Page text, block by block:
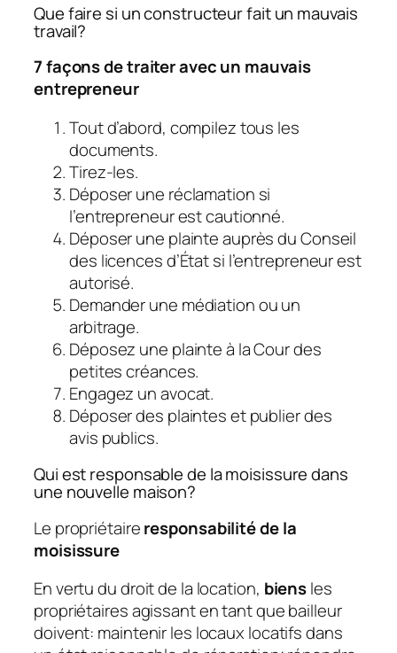
Que faire si un constructeur fait un mauvais
travail?
7 façons de traiter avec un mauvais
entrepreneur
Tout d’abord, compilez tous les
documents.
Tirez-les.
Déposer une réclamation si
l’entrepreneur est cautionné.
Déposer une plainte auprès du Conseil
des licences d’État si l’entrepreneur est
autorisé.
Demander une médiation ou un
arbitrage.
Déposez une plainte à la Cour des
petites créances.
Engagez un avocat.
Déposer des plaintes et publier des
avis publics.
Qui est responsable de la moisissure dans
une nouvelle maison?
Le propriétaireresponsabilité de la
moisissure
En vertu du droit de la location, biensles
propriétaires agissant en tant que bailleur
doivent: maintenir les locaux locatifs dans